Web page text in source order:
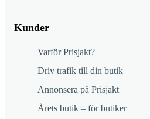
Kunder
Varför Prisjakt?
Driv trafik till din butik
Annonsera på Prisjakt
Årets butik – för butiker